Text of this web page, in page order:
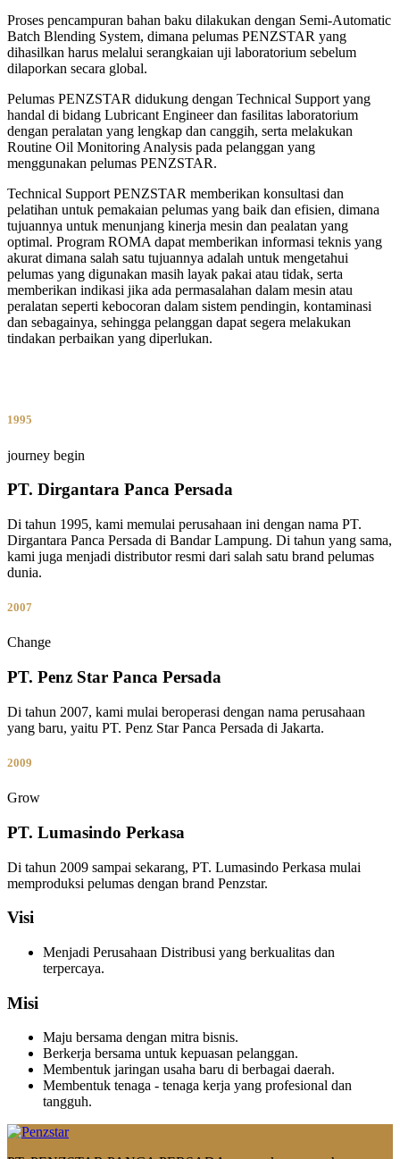
Proses pencampuran bahan baku dilakukan dengan Semi-Automatic
Batch Blending System, dimana pelumas PENZSTAR yang
dihasilkan harus melalui serangkaian uji laboratorium sebelum
dilaporkan secara global.
Pelumas PENZSTAR didukung dengan Technical Support yang
handal di bidang Lubricant Engineer dan fasilitas laboratorium
dengan peralatan yang lengkap dan canggih, serta melakukan
Routine Oil Monitoring Analysis pada pelanggan yang
menggunakan pelumas PENZSTAR.
Technical Support PENZSTAR memberikan konsultasi dan
pelatihan untuk pemakaian pelumas yang baik dan efisien, dimana
tujuannya untuk menunjang kinerja mesin dan pealatan yang
optimal. Program ROMA dapat memberikan informasi teknis yang
akurat dimana salah satu tujuannya adalah untuk mengetahui
pelumas yang digunakan masih layak pakai atau tidak, serta
memberikan indikasi jika ada permasalahan dalam mesin atau
peralatan seperti kebocoran dalam sistem pendingin, kontaminasi
dan sebagainya, sehingga pelanggan dapat segera melakukan
tindakan perbaikan yang diperlukan.
1995
journey begin
PT. Dirgantara Panca Persada
Di tahun 1995, kami memulai perusahaan ini dengan nama PT.
Dirgantara Panca Persada di Bandar Lampung. Di tahun yang sama,
kami juga menjadi distributor resmi dari salah satu brand pelumas
dunia.
2007
Change
PT. Penz Star Panca Persada
Di tahun 2007, kami mulai beroperasi dengan nama perusahaan
yang baru, yaitu PT. Penz Star Panca Persada di Jakarta.
2009
Grow
PT. Lumasindo Perkasa
Di tahun 2009 sampai sekarang, PT. Lumasindo Perkasa mulai
memproduksi pelumas dengan brand Penzstar.
Visi
Menjadi Perusahaan Distribusi yang berkualitas dan
terpercaya.
Misi
Maju bersama dengan mitra bisnis.
Berkerja bersama untuk kepuasan pelanggan.
Membentuk jaringan usaha baru di berbagai daerah.
Membentuk tenaga - tenaga kerja yang profesional dan
tangguh.